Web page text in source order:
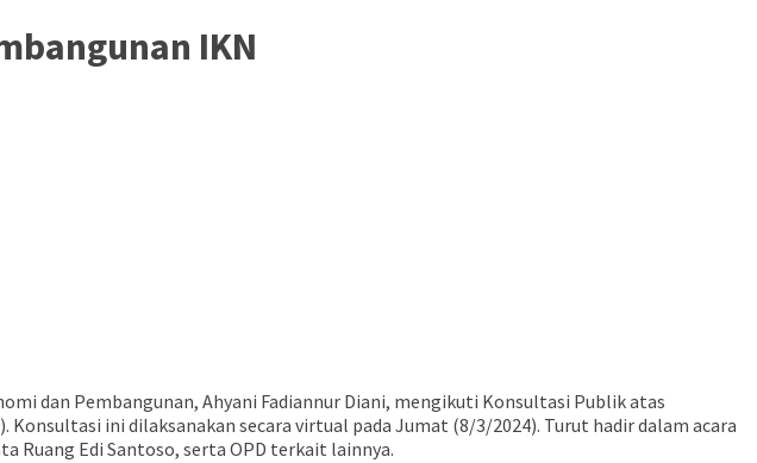
IKN
dan Pembangunan, Ahyani Fadiannur Diani, mengikuti Konsultasi Publik atas
ini dilaksanakan secara virtual pada Jumat (8/3/2024). Turut hadir dalam acara
Ruang Edi Santoso, serta OPD terkait lainnya.